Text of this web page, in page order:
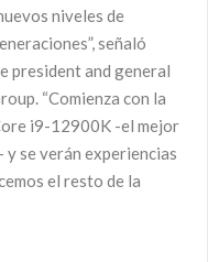
niveles de
señaló
president and general
“Comienza con la
i9-12900K -el mejor
y se verán experiencias
el resto de la